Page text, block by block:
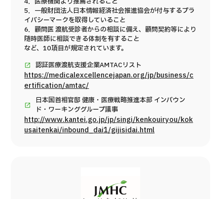
5．一般財団法人日本情報経済社会推進協会が付与するプラ
イバシーマークを取得していること
6．顧問医 渡航受診者からの相談に備え、顧問契約等により
随時医師に相談できる体制を有すること
など、10項目が規定されています。
認証医療渡航支援企業AMTACリスト
https://medicalexcellencejapan.org/jp/business/c
ertification/amtac/
日本国首相官邸 健康・医療戦略推進本部 インバウン
ド・ワーキンググループ議事
http://www.kantei.go.jp/jp/singi/kenkouiryou/kok
usaitenkai/inbound_dai1/gijisidai.html